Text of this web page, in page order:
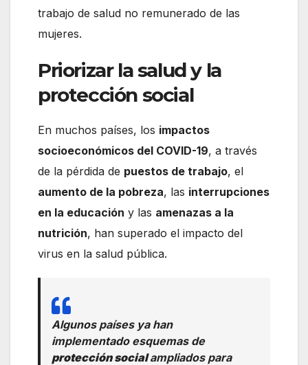
trabajo de salud no remunerado de las
mujeres.
Priorizar la salud y la
protección social
En muchos países, los impactos
socioeconómicos del COVID-19, a través
de la pérdida de puestos de trabajo, el
aumento de la pobreza, las interrupciones
en la educación y las amenazas a la
nutrición, han superado el impacto del
virus en la salud pública.
Algunos países ya han
implementado esquemas de
protección socialampliados para